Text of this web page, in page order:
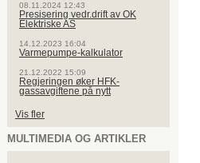
08.11.2024 12:43
Presisering vedr.drift av OK
Elektriske AS
14.12.2023 16:04
Varmepumpe-kalkulator
21.12.2022 15:09
Regjeringen øker HFK-
gassavgiftene på nytt
Vis fler
MULTIMEDIA OG ARTIKLER